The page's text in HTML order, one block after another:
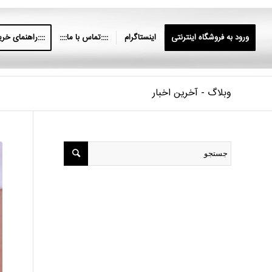
ورود به فروشگاه اینترنتی اینستاگرام ::::تماس با ما:::: ::::راهنمای
وبلاگ - آخرین اخبار